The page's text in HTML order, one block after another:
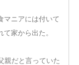
マニアには付いて
家から出た。
親だと言っていた